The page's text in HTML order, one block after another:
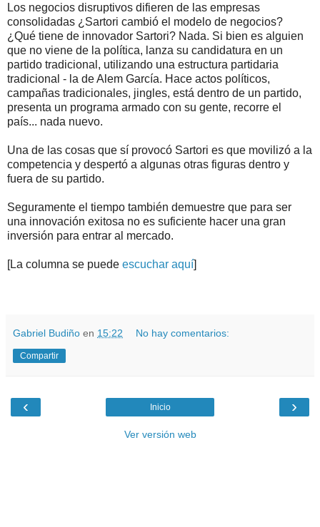
Los negocios disruptivos difieren de las empresas
consolidadas ¿Sartori cambió el modelo de negocios?
¿Qué tiene de innovador Sartori? Nada. Si bien es alguien
que no viene de la política, lanza su candidatura en un
partido tradicional, utilizando una estructura partidaria
tradicional - la de Alem García. Hace actos políticos,
campañas tradicionales, jingles, está dentro de un partido,
presenta un programa armado con su gente, recorre el
país... nada nuevo.
Una de las cosas que sí provocó Sartori es que movilizó a la
competencia y despertó a algunas otras figuras dentro y
fuera de su partido.
Seguramente el tiempo también demuestre que para ser
una innovación exitosa no es suficiente hacer una gran
inversión para entrar al mercado.
[La columna se puede escuchar aquí]
Gabriel Budiño en 15:22 No hay comentarios:
Compartir
‹ ›
Inicio
Ver versión web